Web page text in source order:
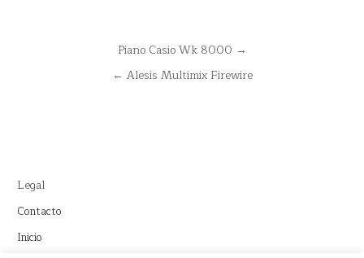
NavegaciónPiano Casio Wk 8000 →
← Alesis Multimix Firewire
Legal
Contacto
Inicio